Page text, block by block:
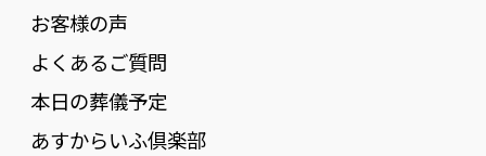
お客様の声
よくあるご質問
本日の葬儀予定
あすからいふ倶楽部